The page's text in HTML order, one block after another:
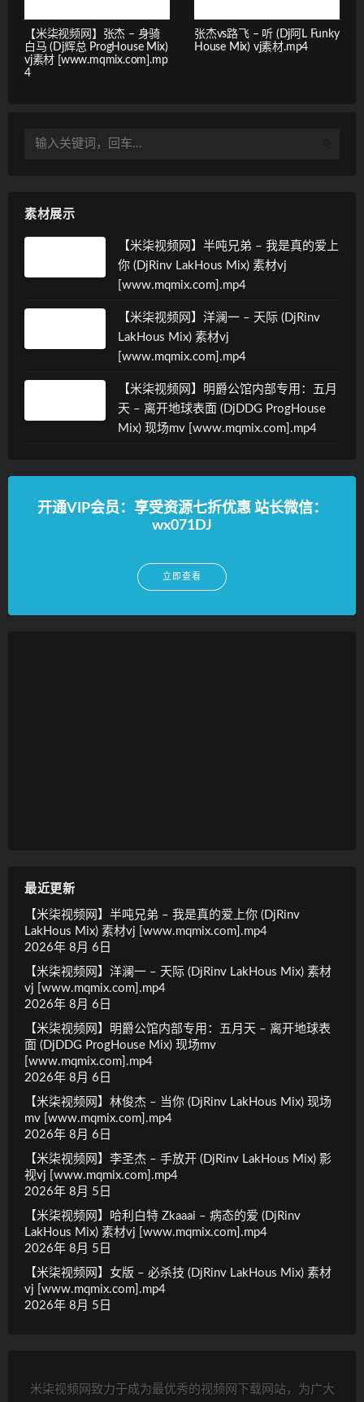
【米柒视频网】张杰 – 身骑
白马 (Dj辉总 ProgHouse Mix)
vj素材 [www.mqmix.com].mp
4
张杰vs路飞 – 听 (Dj阿L Funky
House Mix) vj素材.mp4
素材展示
【米柒视频网】半吨兄弟 – 我是真的爱上
你 (DjRinv LakHous Mix) 素材vj
[www.mqmix.com].mp4
【米柒视频网】洋澜一 – 天际 (DjRinv
LakHous Mix) 素材vj
[www.mqmix.com].mp4
【米柒视频网】明爵公馆内部专用：五月
天 – 离开地球表面 (DjDDG ProgHouse
Mix) 现场mv [www.mqmix.com].mp4
开通VIP会员：享受资源七折优惠 站长微信：
wx071DJ
立即查看
最近更新
【米柒视频网】半吨兄弟 – 我是真的爱上你 (DjRinv
LakHous Mix) 素材vj [www.mqmix.com].mp4
2026年 8月 6日
【米柒视频网】洋澜一 – 天际 (DjRinv LakHous Mix) 素材
vj [www.mqmix.com].mp4
2026年 8月 6日
【米柒视频网】明爵公馆内部专用：五月天 – 离开地球表
面 (DjDDG ProgHouse Mix) 现场mv
[www.mqmix.com].mp4
2026年 8月 6日
【米柒视频网】林俊杰 – 当你 (DjRinv LakHous Mix) 现场
mv [www.mqmix.com].mp4
2026年 8月 6日
【米柒视频网】李圣杰 – 手放开 (DjRinv LakHous Mix) 影
视vj [www.mqmix.com].mp4
2026年 8月 5日
【米柒视频网】哈利白特 Zkaaai – 病态的爱 (DjRinv
LakHous Mix) 素材vj [www.mqmix.com].mp4
2026年 8月 5日
【米柒视频网】女版 – 必杀技 (DjRinv LakHous Mix) 素材
vj [www.mqmix.com].mp4
2026年 8月 5日
米柒视频网致力于成为最优秀的视频网下载网站，为广大